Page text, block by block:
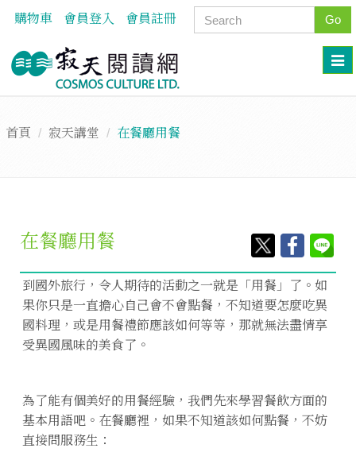
Go
購物車 會員登入 會員註冊
首頁 寂天講堂 在餐廳用餐
在餐廳用餐
到國外旅行，令人期待的活動之一就是「用餐」了。如
果你只是一直擔心自己會不會點餐，不知道要怎麼吃異
國料理，或是用餐禮節應該如何等等，那就無法盡情享
受異國風味的美食了。
為了能有個美好的用餐經驗，我們先來學習餐飲方面的
基本用語吧。在餐廳裡，如果不知道該如何點餐，不妨
直接問服務生：